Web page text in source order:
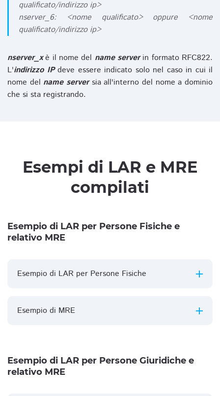
qualificato/indirizzo ip>
nserver_6: <nome qualificato> oppure <nome
qualificato/indirizzo ip>
nserver_xè il nome del name serverin formato RFC822.
L'indirizzo IPdeve essere indicato solo nel caso in cui il
nome del name serversia all'interno del nome a dominio
che si sta registrando.
Esempi di LAR e MRE
compilati
Esempio di LAR per Persone Fisiche e
relativo MRE
Esempio di LAR per Persone Fisiche
Esempio di MRE
Esempio di LAR per Persone Giuridiche e
relativo MRE